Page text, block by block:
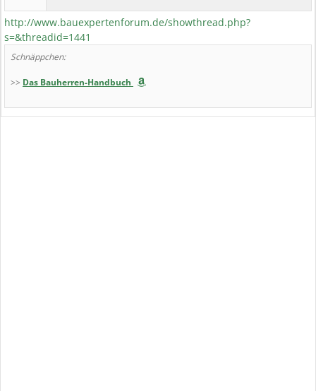
http://www.bauexpertenforum.de/showthread.php?
s=&threadid=1441
Schnäppchen:
>> Das Bauherren-Handbuch